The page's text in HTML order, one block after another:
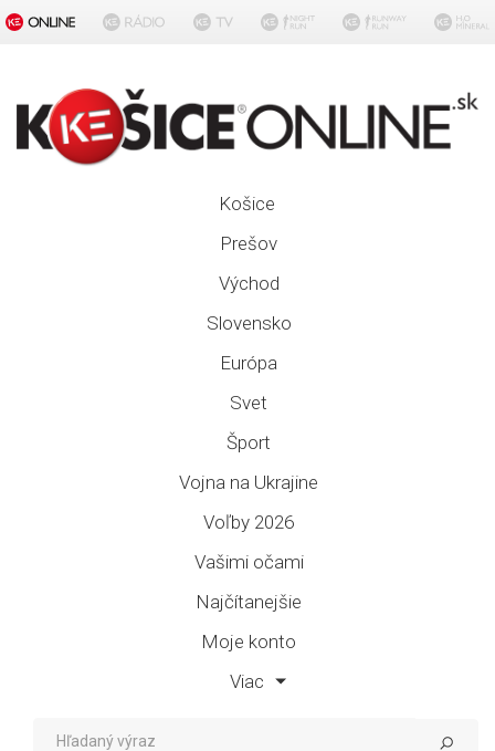
Košice
Prešov
Východ
Slovensko
Európa
Svet
Šport
Vojna na Ukrajine
Voľby 2026
Vašimi očami
Najčítanejšie
Moje konto
Viac